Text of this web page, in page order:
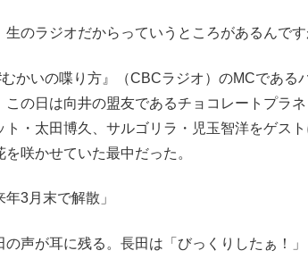
生のラジオだからっていうところがあるんで
かいの喋り方』（CBCラジオ）のMCである
この日は向井の盟友であるチョコレートプラ
ト・太田博久、サルゴリラ・児玉智洋をゲス
咲かせていた最中だった。
3月末で解散」
の声が耳に残る。長田は「びっくりしたぁ！